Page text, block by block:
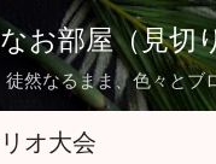
ップしてメイン コンテ
お部屋（見切
徒然なるまま、色々とブ
オ大会